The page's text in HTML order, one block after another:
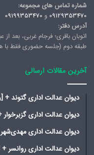
شماره تماس های مجموعه:
09129353470 و 09199353470
آدرس دفتر:
طبقه دوم (جلسه حضوری فقط با
آخرین مقالات ارسالی
دیوان عدالت اداری گتوند
دیوان عدالت اداری
دیوان عدالت اداری
دیوان عدالت اداری